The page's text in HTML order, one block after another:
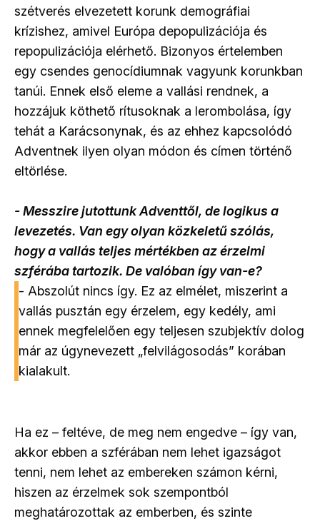
szétverés elvezetett korunk demográfiai
krízishez, amivel Európa depopulizációja és
repopulizációja elérhető. Bizonyos értelemben
egy csendes genocídiumnak vagyunk korunkban
tanúi. Ennek első eleme a vallási rendnek, a
hozzájuk köthető rítusoknak a lerombolása, így
tehát a Karácsonynak, és az ehhez kapcsolódó
Adventnek ilyen olyan módon és címen történő
eltörlése.
- Messzire jutottunk Adventtől, de logikus a
levezetés. Van egy olyan közkeletű szólás,
hogy a vallás teljes mértékben az érzelmi
szférába tartozik. De valóban így van-e?
- Abszolút nincs így. Ez az elmélet, miszerint a
vallás pusztán egy érzelem, egy kedély, ami
ennek megfelelően egy teljesen szubjektív dolog
már az úgynevezett „felvilágosodás” korában
kialakult.
Ha ez – feltéve, de meg nem engedve – így van,
akkor ebben a szférában nem lehet igazságot
tenni, nem lehet az embereken számon kérni,
hiszen az érzelmek sok szempontból
meghatározottak az emberben, és szinte